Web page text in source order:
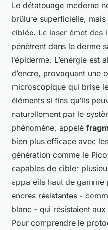
Le détatouage moderne
brûlure superficielle,
ciblée. Le laser émet des
pénètrent dans le derme
l’épiderme. L’énergie est
d’encre, provoquant une
microscopique qui brise
éléments si fins qu’ils
naturellement par le
phénomène, appelé
bien plus efficace avec
génération comme le
capables de cibler
appareils haut de gamme
encres résistantes -
blanc - qui résistaient
Pour comprendre le